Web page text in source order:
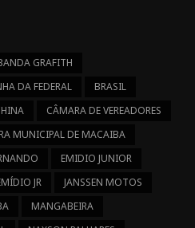
GRAFITH
DA FEDERAL
BRASIL
CÂMARA DE VEREADORES
MUNICIPAL DE MACAIBA
EMIDIO JUNIOR
JR
JANSSEN MOTOS
MANGABEIRA